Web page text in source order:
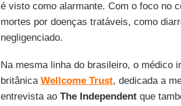
é visto como alarmante. Com o foco no
mortes por doenças tratáveis, como
negligenciado.
Na mesma linha do brasileiro, o médico
britânica Wellcome Trust, dedicada a
entrevista aoThe Independentque